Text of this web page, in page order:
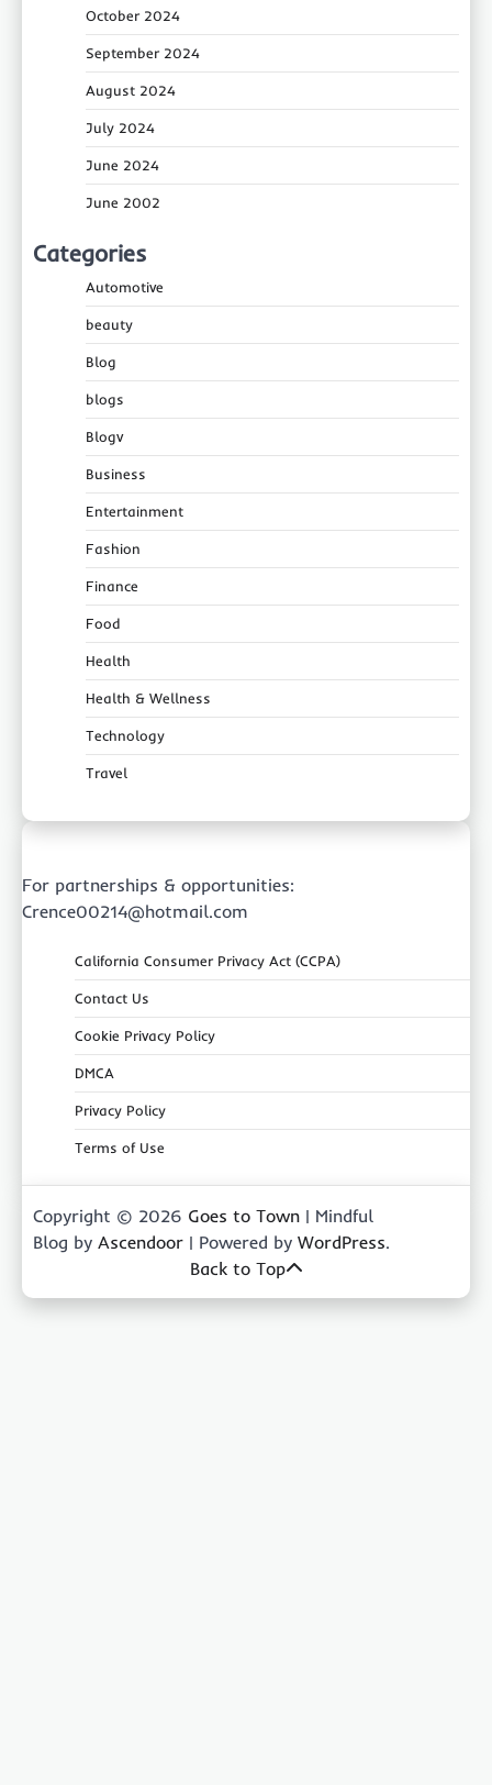
October 2024
September 2024
August 2024
July 2024
June 2024
June 2002
Categories
Automotive
beauty
Blog
blogs
Blogv
Business
Entertainment
Fashion
Finance
Food
Health
Health & Wellness
Technology
Travel
For partnerships & opportunities:
Crence00214@hotmail.com
California Consumer Privacy Act (CCPA)
Contact Us
Cookie Privacy Policy
DMCA
Privacy Policy
Terms of Use
Copyright © 2026 Goes to Town | Mindful
Blog by Ascendoor | Powered by WordPress.
Back to Top